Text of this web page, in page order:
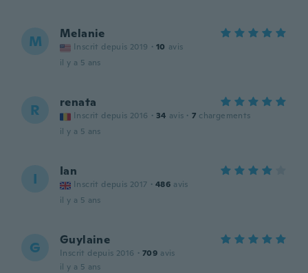
M Melanie
Inscrit depuis 2019 · 10 avis
il y a 5 ans
R renata
Inscrit depuis 2016 · 34 avis · 7 chargements
il y a 5 ans
I Ian
Inscrit depuis 2017 · 486 avis
il y a 5 ans
G Guylaine
Inscrit depuis 2016 · 709 avis
il y a 5 ans